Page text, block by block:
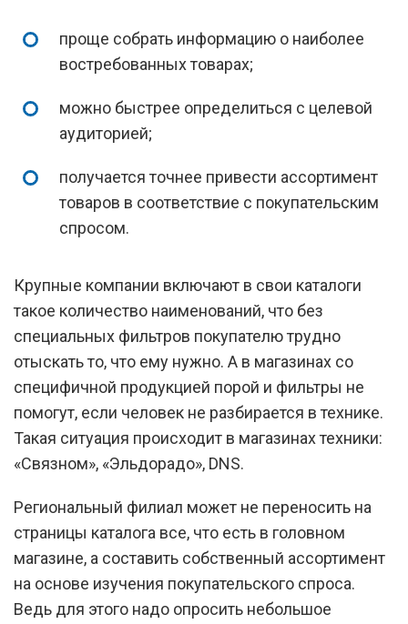
проще собрать информацию о наиболее
востребованных товарах;
можно быстрее определиться с целевой
аудиторией;
получается точнее привести ассортимент
товаров в соответствие с покупательским
спросом.
Крупные компании включают в свои каталоги
такое количество наименований, что без
специальных фильтров покупателю трудно
отыскать то, что ему нужно. А в магазинах со
специфичной продукцией порой и фильтры не
помогут, если человек не разбирается в технике.
Такая ситуация происходит в магазинах техники:
«Связном», «Эльдорадо», DNS.
Региональный филиал может не переносить на
страницы каталога все, что есть в головном
магазине, а составить собственный ассортимент
на основе изучения покупательского спроса.
Ведь для этого надо опросить небольшое